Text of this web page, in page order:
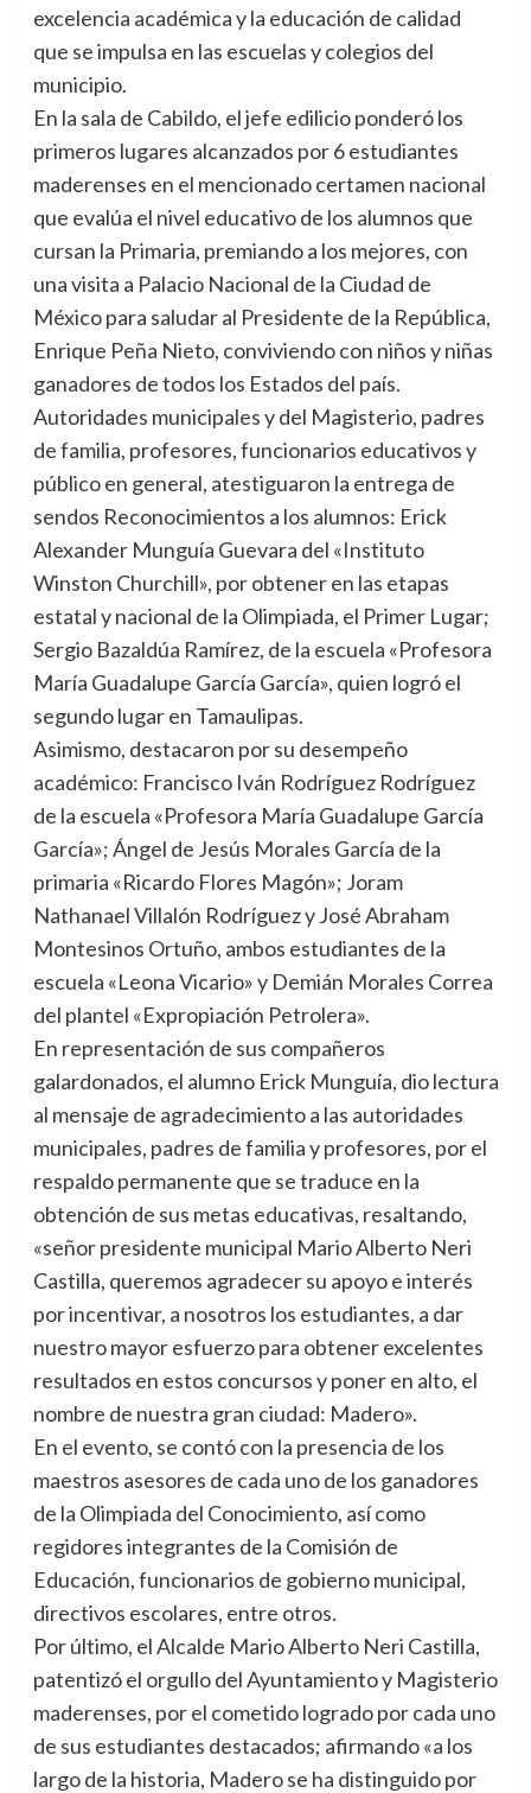
excelencia académica y la educación de calidad
que se impulsa en las escuelas y colegios del
municipio.
En la sala de Cabildo, el jefe edilicio ponderó los
primeros lugares alcanzados por 6 estudiantes
maderenses en el mencionado certamen nacional
que evalúa el nivel educativo de los alumnos que
cursan la Primaria, premiando a los mejores, con
una visita a Palacio Nacional de la Ciudad de
México para saludar al Presidente de la República,
Enrique Peña Nieto, conviviendo con niños y niñas
ganadores de todos los Estados del país.
Autoridades municipales y del Magisterio, padres
de familia, profesores, funcionarios educativos y
público en general, atestiguaron la entrega de
sendos Reconocimientos a los alumnos: Erick
Alexander Munguía Guevara del «Instituto
Winston Churchill», por obtener en las etapas
estatal y nacional de la Olimpiada, el Primer Lugar;
Sergio Bazaldúa Ramírez, de la escuela «Profesora
María Guadalupe García García», quien logró el
segundo lugar en Tamaulipas.
Asimismo, destacaron por su desempeño
académico: Francisco Iván Rodríguez Rodríguez
de la escuela «Profesora María Guadalupe García
García»; Ángel de Jesús Morales García de la
primaria «Ricardo Flores Magón»; Joram
Nathanael Villalón Rodríguez y José Abraham
Montesinos Ortuño, ambos estudiantes de la
escuela «Leona Vicario» y Demián Morales Correa
del plantel «Expropiación Petrolera».
En representación de sus compañeros
galardonados, el alumno Erick Munguía, dio lectura
al mensaje de agradecimiento a las autoridades
municipales, padres de familia y profesores, por el
respaldo permanente que se traduce en la
obtención de sus metas educativas, resaltando,
«señor presidente municipal Mario Alberto Neri
Castilla, queremos agradecer su apoyo e interés
por incentivar, a nosotros los estudiantes, a dar
nuestro mayor esfuerzo para obtener excelentes
resultados en estos concursos y poner en alto, el
nombre de nuestra gran ciudad: Madero».
En el evento, se contó con la presencia de los
maestros asesores de cada uno de los ganadores
de la Olimpiada del Conocimiento, así como
regidores integrantes de la Comisión de
Educación, funcionarios de gobierno municipal,
directivos escolares, entre otros.
Por último, el Alcalde Mario Alberto Neri Castilla,
patentizó el orgullo del Ayuntamiento y Magisterio
maderenses, por el cometido logrado por cada uno
de sus estudiantes destacados; afirmando «a los
largo de la historia, Madero se ha distinguido por